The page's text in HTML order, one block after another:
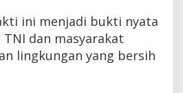
ini menjadi bukti nyata
dan masyarakat
lingkungan yang bersih